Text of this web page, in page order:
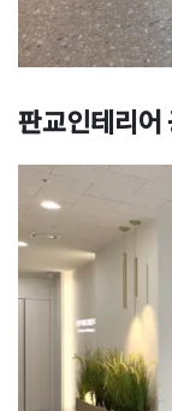
판교인테리어